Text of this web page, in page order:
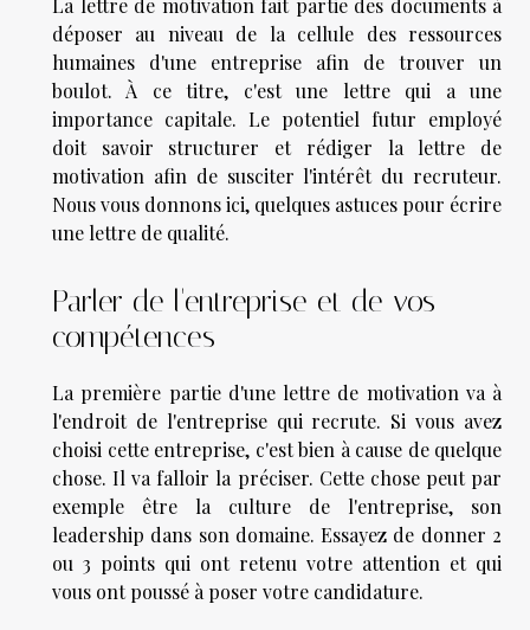
La lettre de motivation fait partie des documents à
déposer au niveau de la cellule des ressources
humaines d'une entreprise afin de trouver un
boulot. À ce titre, c'est une lettre qui a une
importance capitale. Le potentiel futur employé
doit savoir structurer et rédiger la lettre de
motivation afin de susciter l'intérêt du recruteur.
Nous vous donnons ici, quelques astuces pour écrire
une lettre de qualité.
Parler de l'entreprise et de vos
compétences
La première partie d'une lettre de motivation va à
l'endroit de l'entreprise qui recrute. Si vous avez
choisi cette entreprise, c'est bien à cause de quelque
chose. Il va falloir la préciser. Cette chose peut par
exemple être la culture de l'entreprise, son
leadership dans son domaine. Essayez de donner 2
ou 3 points qui ont retenu votre attention et qui
vous ont poussé à poser votre candidature.